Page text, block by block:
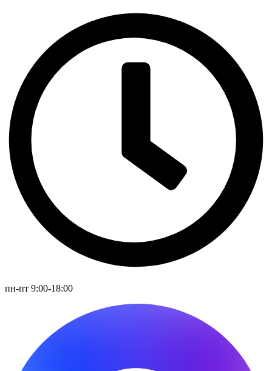
пн-пт 9:00-18:00